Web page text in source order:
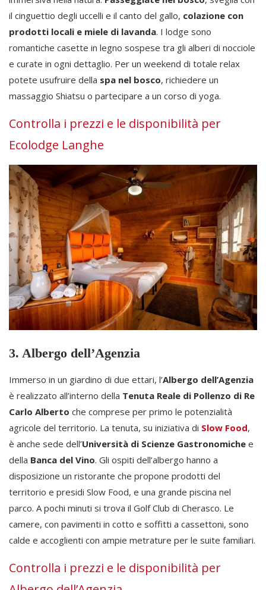
il cinguettio degli uccelli e il canto del gallo, colazione con
prodotti locali e miele di lavanda. I lodge sono
romantiche casette in legno sospese tra gli alberi di nocciole
e curate in ogni dettaglio. Per un weekend di totale relax
potete usufruire della spa nel bosco, richiedere un
massaggio Shiatsu o partecipare a un corso di yoga.
Controlla i prezzi e le disponibilità per
Ecolodge Langhe
3. Albergo dell’Agenzia
Immerso in un giardino di due ettari, l’Albergo dell’Agenzia
è realizzato all’interno della Tenuta Reale di Pollenzo di Re
Carlo Alberto che comprese per primo le potenzialità
agricole del territorio. La tenuta, su iniziativa di Slow Food,
è anche sede dell’Università di Scienze Gastronomiche e
della Banca del Vino. Gli ospiti dell’albergo hanno a
disposizione un ristorante che propone prodotti del
territorio e presidi Slow Food, e una grande piscina nel
parco. A pochi minuti si trova il Golf Club di Cherasco. Le
camere, con pavimenti in cotto e soffitti a cassettoni, sono
calde e accoglienti con ampie metrature per le suite familiari.
Controlla i prezzi e le disponibilità per